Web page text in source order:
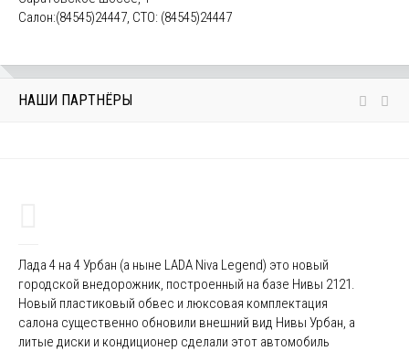
Салон:(84545)24447, СТО: (84545)24447
НАШИ ПАРТНЁРЫ
Лада 4 на 4 Урбан (а ныне LADA Niva Legend) это новый
городской внедорожник, построенный на базе Нивы 2121.
Новый пластиковый обвес и люксовая комплектация
салона существенно обновили внешний вид Нивы Урбан, а
литые диски и кондиционер сделали этот автомобиль